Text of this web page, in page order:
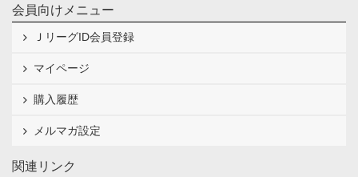
会員向けメニュー
ＪリーグID会員登録
マイページ
購入履歴
メルマガ設定
関連リンク